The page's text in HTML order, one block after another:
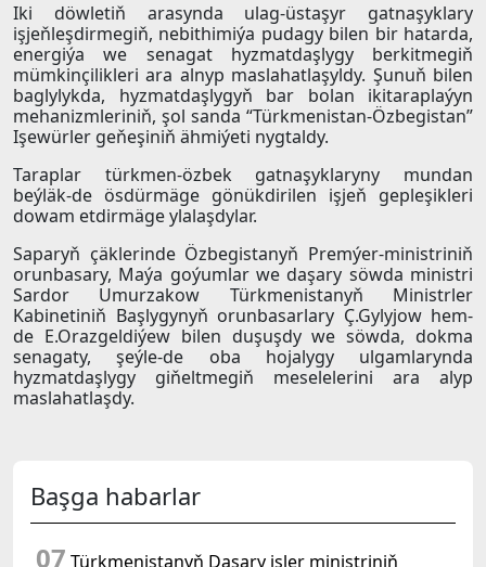
Iki döwletiň arasynda ulag-üstaşyr gatnaşyklary
işjeňleşdirmegiň, nebithimiýa pudagy bilen bir hatarda,
energiýa we senagat hyzmatdaşlygy berkitmegiň
mümkinçilikleri ara alnyp maslahatlaşyldy. Şunuň bilen
baglylykda, hyzmatdaşlygyň bar bolan ikitaraplaýyn
mehanizmleriniň, şol sanda “Türkmenistan-Özbegistan”
Işewürler geňeşiniň ähmiýeti nygtaldy.
Taraplar türkmen-özbek gatnaşyklaryny mundan
beýläk-de ösdürmäge gönükdirilen işjeň gepleşikleri
dowam etdirmäge ylalaşdylar.
Saparyň çäklerinde Özbegistanyň Premýer-ministriniň
orunbasary, Maýa goýumlar we daşary söwda ministri
Sardor Umurzakow Türkmenistanyň Ministrler
Kabinetiniň Başlygynyň orunbasarlary Ç.Gylyjow hem-
de E.Orazgeldiýew bilen duşuşdy we söwda, dokma
senagaty, şeýle-de oba hojalygy ulgamlarynda
hyzmatdaşlygy giňeltmegiň meselelerini ara alyp
maslahatlaşdy.
Başga habarlar
07 Türkmenistanyň Daşary işler ministriniň